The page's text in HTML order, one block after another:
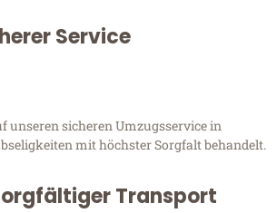
Service
unseren sicheren Umzugsservice in
mit höchster Sorgfalt behandelt.
Transport